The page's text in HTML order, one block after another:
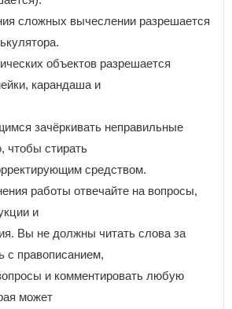
сложных вычеслении разрешается
объектов разрешается
карандаша и
зачёркивать неправильные
чтобы стирать
средством.
работы отвечайте на вопросы,
и
Вы не должны читать слова за
с правописанием,
и комментировать любую
может